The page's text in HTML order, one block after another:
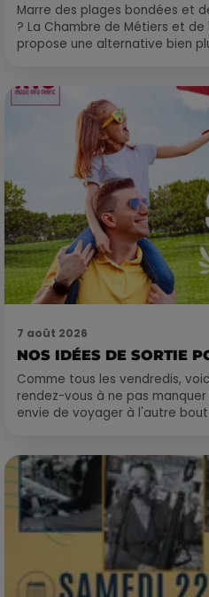
Marre des plages bondées et
? La Chambre de Métiers et de
propose une alternative bien
7 août 2026
NOS IDÉES DE SORTIE
Comme tous les vendredis,
rendez-vous à ne pas
envie de voyager à l'autre bout